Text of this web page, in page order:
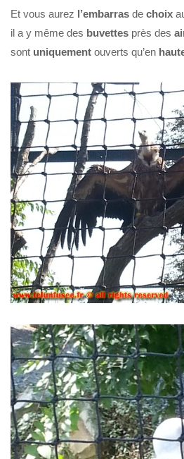
Et vous aurez l’embarras de choix
il a y même des buvettes près des
sont uniquement ouverts qu’en